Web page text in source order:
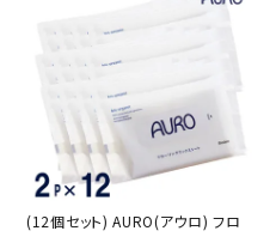
(12個セット) AURO(アウロ) フロ